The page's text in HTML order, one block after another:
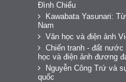
Đình Chiểu
Kawabata Yasunari:
Nam
Văn học và điện ảnh
Chiến tranh - đất
học và điện ảnh đương
Nguyễn Công Trứ và
quốc